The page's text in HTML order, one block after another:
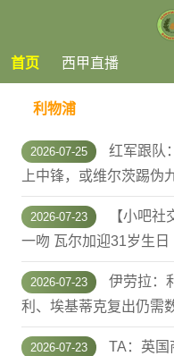
首页 西甲直播
利物浦
2026-07-25
红军跟队
上中锋，或维尔茨踢伪
2026-07-23
【小吧
一吻 瓦尔加迎31岁生日
2026-07-23
伊劳拉：
利、埃基蒂克复出仍需
2026-07-23
TA：英国